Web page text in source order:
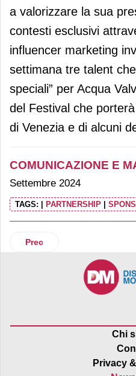
a valorizzare la sua
contesti esclusivi
influencer marketing
settimana tre talent
speciali” per Acqua
del Festival che
di Venezia e di alcuni
COMUNICAZIONE E
Settembre 2024
TAGS: PARTNERSHIP
Articolo precedente:
Prec
Chi
Privacy